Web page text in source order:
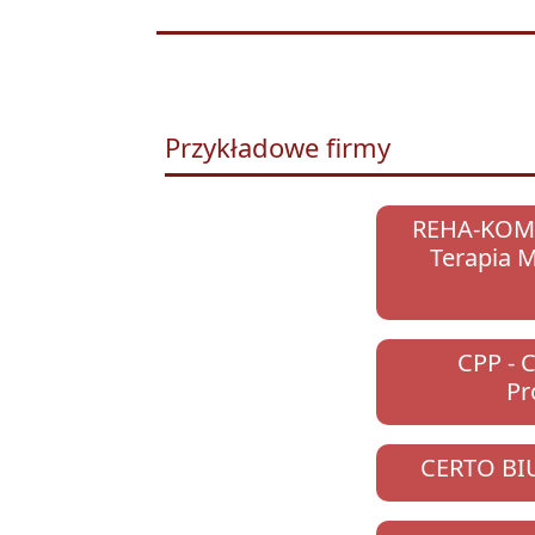
Przykładowe firmy
REHA-
Terapia
CPP -
CERTO